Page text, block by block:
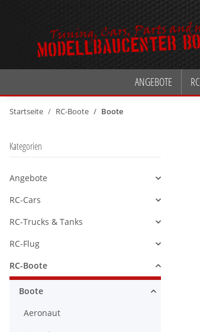
ANGEBOTE
Startseite RC-Boote Boote
Kategorien
Angebote
Alle anzeigen
RC-Cars
Alle anzeigen
RC-Trucks & Tanks
Alle anzeigen
RC-Flug
Alle anzeigen
RC-Boote
Alle anzeigen
Boote
Alle anzeigen
Aeronaut